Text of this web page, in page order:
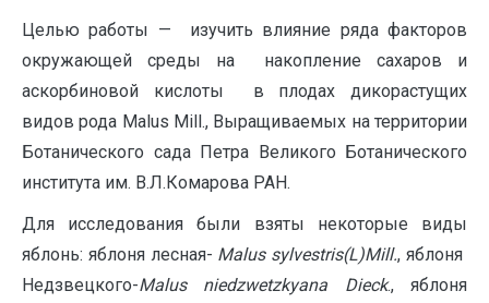
Целью работы — изучить влияние ряда факторов
окружающей среды на накопление сахаров и
аскорбиновой кислоты в плодах дикорастущих
видов рода Malus Mill., Выращиваемых на территории
Ботанического сада Петра Великого Ботанического
института им. В.Л.Комарова РАН.
Для исследования были взяты некоторые виды
яблонь: яблоня лесная- Malus sylvestris(L)Mill., яблоня
Недзвецкого-Malus niedzwetzkyana Dieck., яблоня